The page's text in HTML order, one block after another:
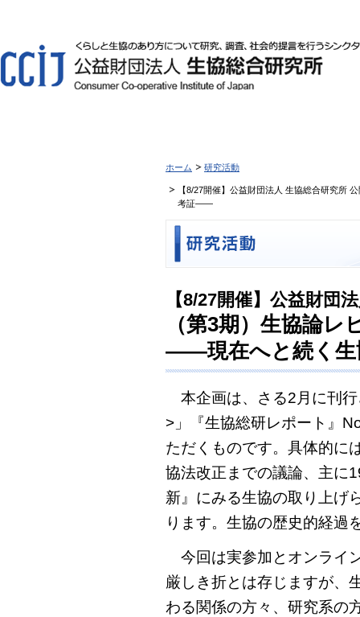
ホーム 研究活動
【8/27開催】公益財団法人 生協総合研究
考証――
【8/27開催】公益財団
（第3期）生協論レ
――現在へと続く
本企画は、さる2月に刊
>」『生協総研レポート』
ただくものです。具体的に
協法改正までの議論、主に
新』にみる生協の取り上げ
ります。生協の歴史的経過
今回は実参加とオンライ
厳しき折とは存じますが、
わる関係の方々、研究系の